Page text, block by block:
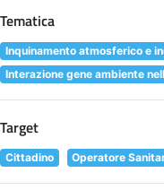
Tematica
Inquinamento atmosferico e
Interazione gene ambiente
Target
Cittadino Operatore